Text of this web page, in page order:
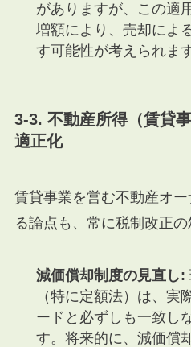
がありますが、この適
増額により、売却によ
す可能性が考えられます
3-3. 不動産所得（賃貸
適正化
賃貸事業を営む不動産オ
る論点も、常に税制改正の
減価償却制度の見直し:
（特に定額法）は、実
ードと必ずしも一致し
す。将来的に、減価償